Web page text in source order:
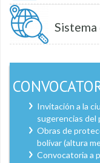
Invitación a la
sugerencias del
Obras de
bolívar (altura
Convocatoria a